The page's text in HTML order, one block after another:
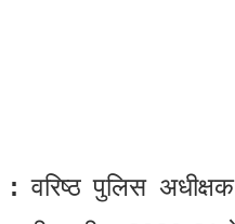
: वरिष्ठ पुलिस